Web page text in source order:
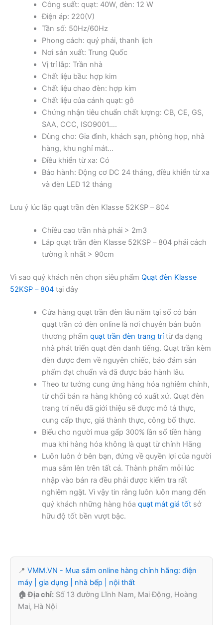
Công suất: quạt: 40W, đèn: 12 W
Điện áp: 220(V)
Tần số: 50Hz/60Hz
Phong cách: quý phái, thanh lịch
Nơi sản xuất: Trung Quốc
Vị trí lắp: Trần nhà
Chất liệu bầu: hợp kim
Chất liệu chao đèn: hợp kim
Chất liệu của cánh quạt: gỗ
Chứng nhận tiêu chuẩn chất lượng: CB, CE, GS,
SAA, CCC, ISO9001….
Dùng cho: Gia đình, khách sạn, phòng họp, nhà
hàng, khu nghỉ mát…
Điều khiển từ xa: Có
Bảo hành: Động cơ DC 24 tháng, điều khiển từ xa
và đèn LED 12 tháng
Lưu ý lúc lắp quạt trần đèn Klasse 52KSP – 804
Chiều cao trần nhà phải > 2m3
Lắp quạt trần đèn Klasse 52KSP – 804 phải cách
tường ít nhất > 90cm
Vì sao quý khách nên chọn siêu phẩm Quạt đèn Klasse
52KSP – 804 tại đây
Cửa hàng quạt trần đèn lâu năm tại số có bán
quạt trần có đèn online là nơi chuyên bán buôn
thương phẩm quạt trần đèn trang trítừ đa dạng
nhà phát triển quạt đèn danh tiếng. Quạt trần kèm
đèn được đem về nguyên chiếc, bảo đảm sản
phẩm đạt chuẩn và đã được bảo hành lâu.
Theo tư tưởng cung ứng hàng hóa nghiêm chỉnh,
từ chối bán ra hàng không có xuất xứ. Quạt đèn
trang trí nếu đã giới thiệu sẽ được mô tả thực,
cung cấp thực, giá thành thực, công bố thực.
Biếu cho người mua gấp 300% lần số tiền hàng
mua khi hàng hóa không là quạt từ chính Hãng
Luôn luôn ở bên bạn, đứng về quyền lợi của người
mua sắm lên trên tất cả. Thành phẩm mỗi lúc
nhập vào bán ra đều phải được kiểm tra rất
nghiêm ngặt. Vì vậy tin rằng luôn luôn mang đến
quý khách những hàng hóa quạt mát giá tốtsở
hữu độ tốt bền vượt bậc.
📍 VMM.VN - Mua sắm online hàng chính hãng: điện
máy | gia dụng | nhà bếp | nội thất
🏠 Địa chỉ: Số 13 đường Lĩnh Nam, Mai Động, Hoàng
Mai, Hà Nội